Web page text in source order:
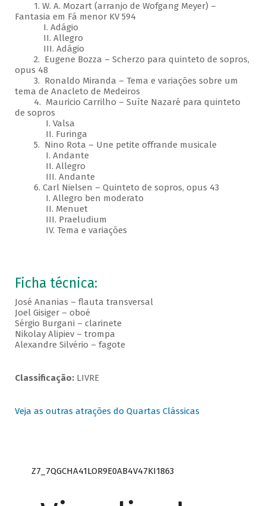
1. W. A. Mozart (arranjo de Wofgang Meyer) –
Fantasia em Fá menor KV 594
I. Adágio
II. Allegro
III. Adágio
2. Eugene Bozza – Scherzo para quinteto de sopros,
opus 48
3. Ronaldo Miranda – Tema e variações sobre um
tema de Anacleto de Medeiros
4. Mauricio Carrilho – Suíte Nazaré para quinteto
de sopros
I. Valsa
II. Furinga
5. Nino Rota – Une petite offrande musicale
I. Andante
II. Allegro
III. Andante
6. Carl Nielsen – Quinteto de sopros, opus 43
I. Allegro ben moderato
II. Menuet
III. Praeludium
IV. Tema e variações
Ficha técnica:
José Ananias – flauta transversal
Joel Gisiger – oboé
Sérgio Burgani – clarinete
Nikolay Alipiev – trompa
Alexandre Silvério – fagote
Classificação:LIVRE
Veja as outras atrações do Quartas Clássicas
Z7_7QGCHA41LOR9E0AB4V47KI1863